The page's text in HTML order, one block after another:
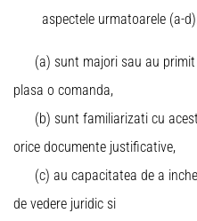
aspectele urmatoarele (a-
(a) sunt majori sau au primit
plasa o comanda,
(b) sunt familiarizati cu
orice documente justificative,
(c) au capacitatea de a
de vedere juridic si